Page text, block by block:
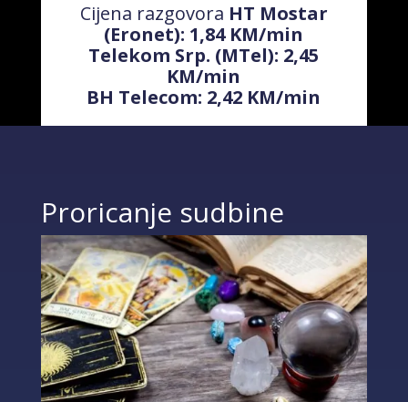
Cijena razgovora HT Mostar
(Eronet): 1,84 KM/min
Telekom Srp. (MTel): 2,45
KM/min
BH Telecom: 2,42 KM/min
Proricanje sudbine